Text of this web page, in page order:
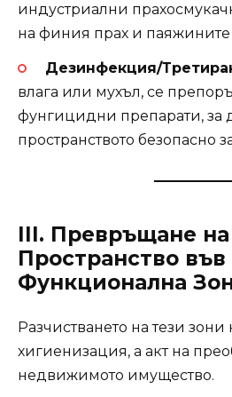
индустриални
на финия прах и паяжините
Дезинфекция/
влага или мухъл, се
фунгицидни препарати, за
пространството безопасно
III. Превръщане на
Пространство във
Функционална
Разчистването на тези зони
хигиенизация, а акт на
недвижимото имущество.